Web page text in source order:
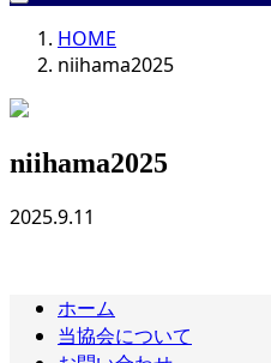
HOME
niihama2025
niihama2025
2025.9.11
ホーム
当協会について